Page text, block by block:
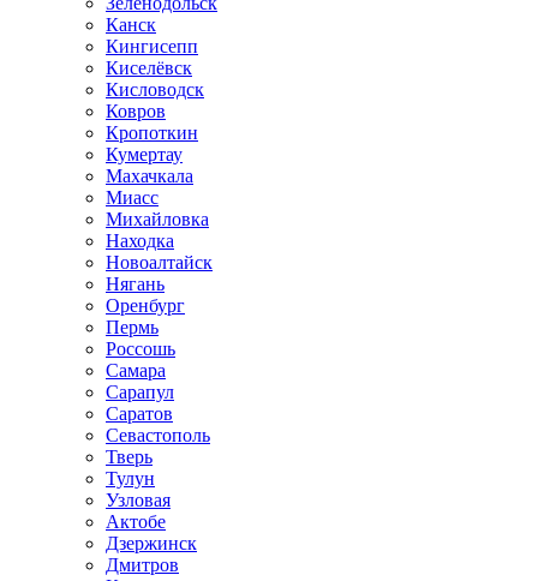
Канск
Кингисепп
Киселёвск
Кисловодск
Ковров
Кропоткин
Кумертау
Махачкала
Миасс
Михайловка
Находка
Новоалтайск
Нягань
Оренбург
Пермь
Россошь
Самара
Сарапул
Саратов
Севастополь
Тверь
Тулун
Узловая
Актобе
Дзержинск
Дмитров